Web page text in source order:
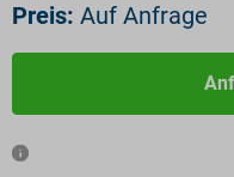
Preis: Auf Anfrage